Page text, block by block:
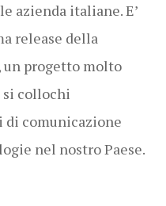
azienda italiane. E’
release della
un progetto molto
si collochi
di comunicazione
nel nostro Paese.